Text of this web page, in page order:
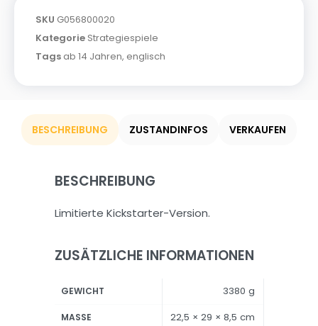
SKU G056800020
Kategorie Strategiespiele
Tags ab 14 Jahren, englisch
BESCHREIBUNG ZUSTANDINFOS VERKAUFEN
BESCHREIBUNG
Limitierte Kickstarter-Version.
ZUSÄTZLICHE INFORMATIONEN
GEWICHT 3380 g
MASSE 22,5 × 29 × 8,5 cm